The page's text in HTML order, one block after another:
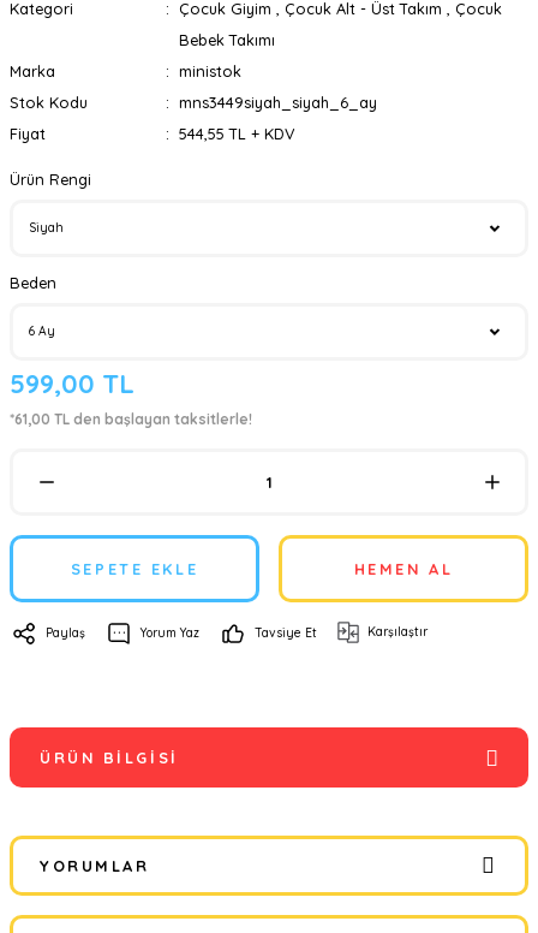
Kategori Çocuk Giyim Çocuk Alt - Üst Takım
Çocuk
Bebek Takımı
Marka
ministok
Stok Kodu
mns3449siyah_siyah_6_ay
Fiyat
544,55 TL + KDV
Ürün Rengi
Beden
599,00 TL
*61,00 TL den başlayan taksitlerle!
SEPETE EKLE HEMEN AL
Paylaş Yorum Yaz Tavsiye Et Karşılaştır
ÜRÜN BILGISI
YORUMLAR